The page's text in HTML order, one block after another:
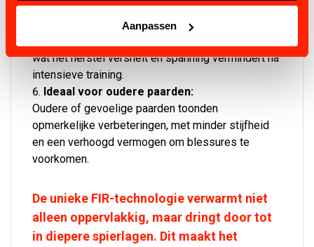
Aanpassen
prestaties tijdens fysieke inspanningen.
Sneller herstel:
wat het herstel versnelt en spanning vermindert na
intensieve training.
Ideaal voor oudere paarden:
Oudere of gevoelige paarden toonden
opmerkelijke verbeteringen, met minder stijfheid
en een verhoogd vermogen om blessures te
voorkomen.
De unieke FIR-technologie verwarmt niet
alleen oppervlakkig, maar dringt door tot
in diepere spierlagen. Dit maakt het